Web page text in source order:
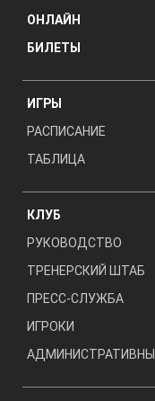
ОНЛАЙН
БИЛЕТЫ
ИГРЫ
РАСПИСАНИЕ
ТАБЛИЦА
КЛУБ
РУКОВОДСТВО
ТРЕНЕРСКИЙ ШТАБ
ПРЕСС-СЛУЖБА
ИГРОКИ